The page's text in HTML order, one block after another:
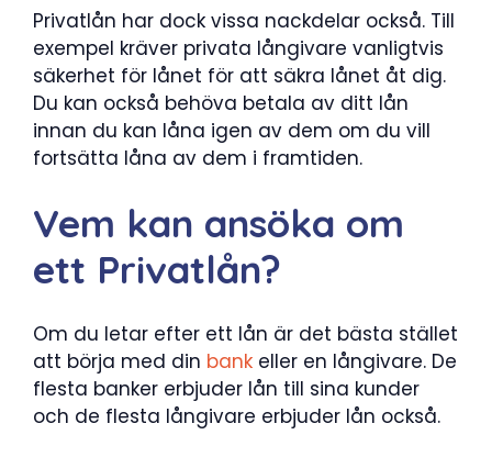
Privatlån har dock vissa nackdelar också. Till
exempel kräver privata långivare vanligtvis
säkerhet för lånet för att säkra lånet åt dig.
Du kan också behöva betala av ditt lån
innan du kan låna igen av dem om du vill
fortsätta låna av dem i framtiden.
Vem kan ansöka om
ett Privatlån?
Om du letar efter ett lån är det bästa stället
att börja med din bank eller en långivare. De
flesta banker erbjuder lån till sina kunder
och de flesta långivare erbjuder lån också.